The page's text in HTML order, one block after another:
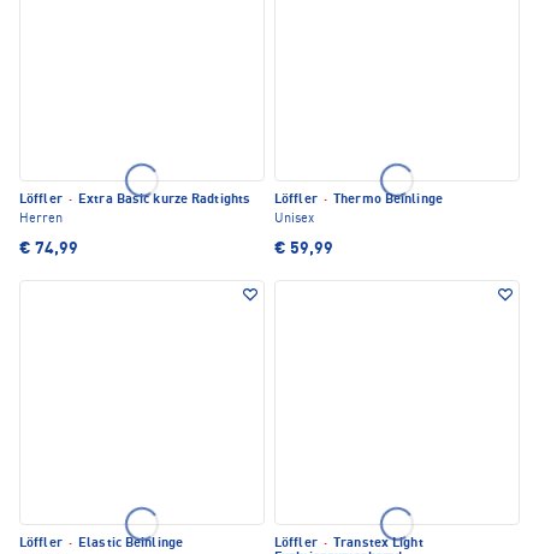
Löffler · Extra Basic kurze Radtights
Herren
€ 74,99
Löffler ·
Thermo Beinlinge
Unisex
€ 59,99
Löffler · Elastic Beinlinge
Löffler ·
Transtex Light